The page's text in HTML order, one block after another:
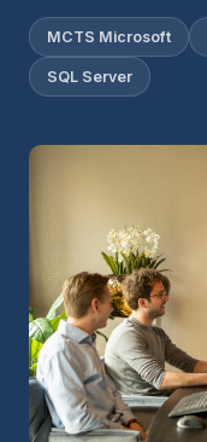
MCTS Microsoft
SQL Server